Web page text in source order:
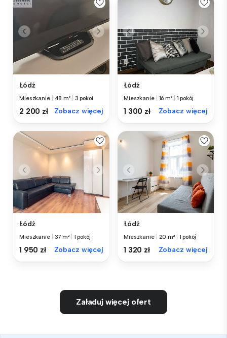
Łódź
Mieszkanie 48 m² 3 pokoi
2 200 zł Zobacz więcej
Łódź
Mieszkanie 16 m² 1 pokój
1 300 zł Zobacz więcej
Łódź
Mieszkanie 37 m² 1 pokój
1 950 zł Zobacz więcej
Łódź
Mieszkanie 20 m² 1 pokój
1 320 zł Zobacz więcej
Załaduj więcej ofert